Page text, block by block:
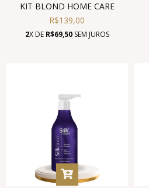
KIT BLOND HOME CARE
R$139,00
2X DE R$69,50SEM JUROS